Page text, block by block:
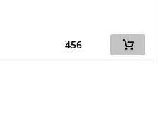
456